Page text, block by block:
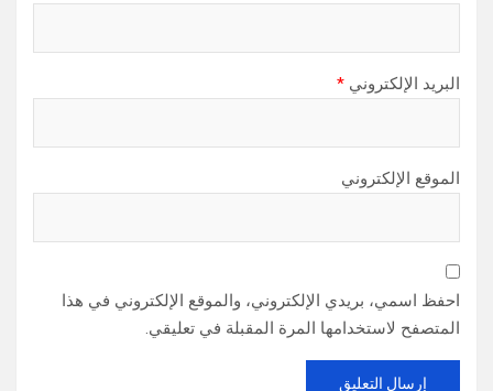
البريد الإلكتروني *
الموقع الإلكتروني
احفظ اسمي، بريدي الإلكتروني، والموقع الإلكتروني في هذا
المتصفح لاستخدامها المرة المقبلة في تعليقي.